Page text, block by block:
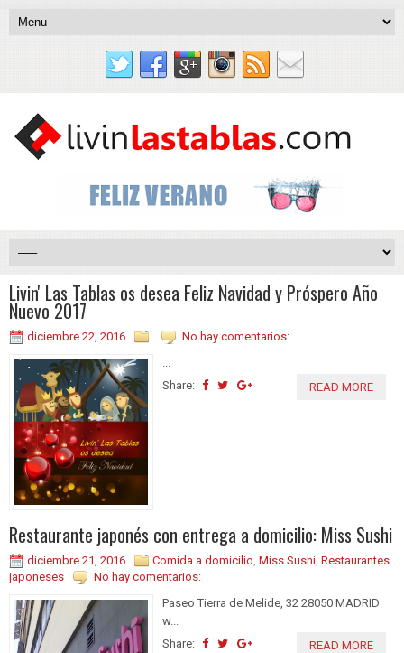
Livin' Las Tablas os desea Feliz Navidad y Próspero Año
Nuevo 2017
diciembre 22, 2016
No hay comentarios:
...
Share:
READ MORE
Restaurante japonés con entrega a domicilio: Miss Sushi
diciembre 21, 2016 Comida a domicilio, Miss Sushi, Restaurantes
japoneses
No hay comentarios:
Paseo Tierra de Melide, 32 28050 MADRID
w...
Share:
READ MORE